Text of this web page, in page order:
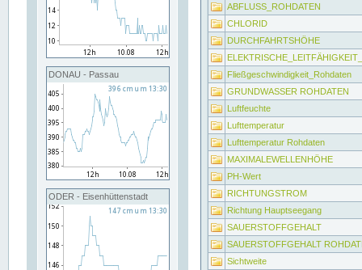
DONAU - Passau
ODER - Eisenhüttenstadt
ABFLUSS_ROHDATEN
CHLORID
DURCHFAHRTSHÖHE
Fließgeschwindigkeit_Rohdaten
GRUNDWASSER ROHDATEN
Luftfeuchte
Lufttemperatur
Lufttemperatur Rohdaten
MAXIMALEWELLENHÖHE
PH-Wert
RICHTUNGSTROM
Richtung Hauptseegang
SAUERSTOFFGEHALT
SAUERSTOFFGEHALT
Sichtweite